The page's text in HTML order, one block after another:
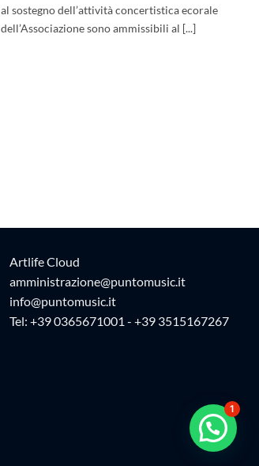
al sostegno dell’attività concertistica ecorale
dell’Associazione sono ammissibili al [...]
Artlife Cloud
amministrazione@puntomusic.it
info@puntomusic.it
Tel: +39 0365671001 - +39 3515167267
1